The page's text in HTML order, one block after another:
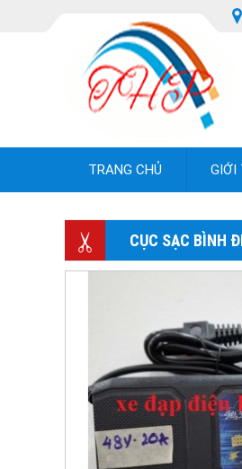
TRANG CHỦ GIỚI
CỤC SẠC BÌNH